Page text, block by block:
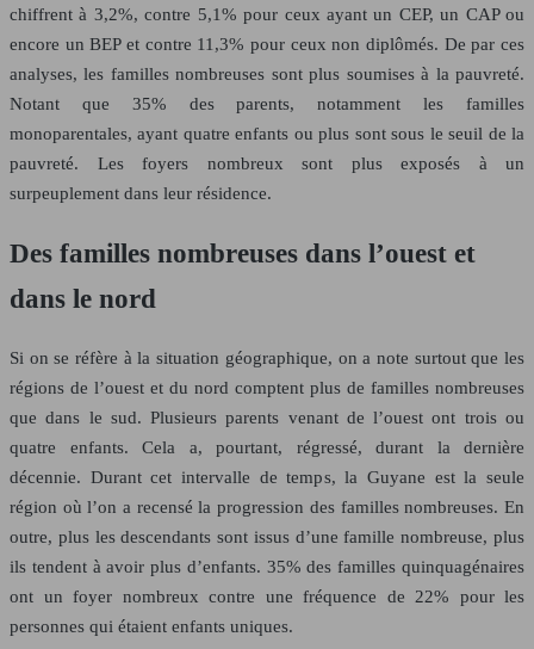
chiffrent à 3,2%, contre 5,1% pour ceux ayant un CEP, un CAP ou
encore un BEP et contre 11,3% pour ceux non diplômés. De par ces
analyses, les familles nombreuses sont plus soumises à la pauvreté.
Notant que 35% des parents, notamment les familles
monoparentales, ayant quatre enfants ou plus sont sous le seuil de la
pauvreté. Les foyers nombreux sont plus exposés à un
surpeuplement dans leur résidence.
Des familles nombreuses dans l’ouest et
dans le nord
Si on se réfère à la situation géographique, on a note surtout que les
régions de l’ouest et du nord comptent plus de familles nombreuses
que dans le sud. Plusieurs parents venant de l’ouest ont trois ou
quatre enfants. Cela a, pourtant, régressé, durant la dernière
décennie. Durant cet intervalle de temps, la Guyane est la seule
région où l’on a recensé la progression des familles nombreuses. En
outre, plus les descendants sont issus d’une famille nombreuse, plus
ils tendent à avoir plus d’enfants. 35% des familles quinquagénaires
ont un foyer nombreux contre une fréquence de 22% pour les
personnes qui étaient enfants uniques.